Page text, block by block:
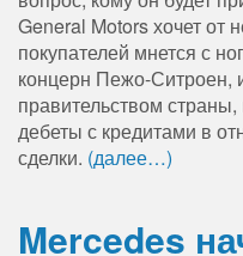
General Motors хочет от
покупателей мнется с
концерн Пежо-Ситроен,
правительством страны,
дебеты с кредитами в
сделки. (далее…)
Mercedes